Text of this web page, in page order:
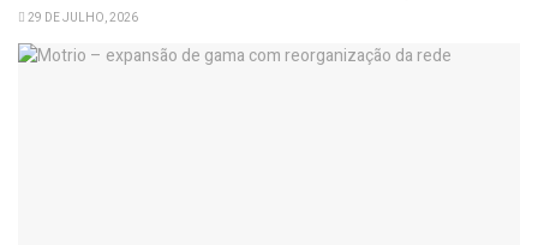
29 DE JULHO, 2026